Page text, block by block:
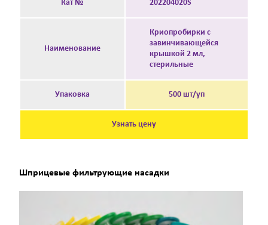
Кат № 202204020S
Наименование
Криопробирки с
завинчивающейся
крышкой 2 мл,
стерильные
Упаковка 500 шт/уп
Узнать цену
Шприцевые фильтрующие насадки